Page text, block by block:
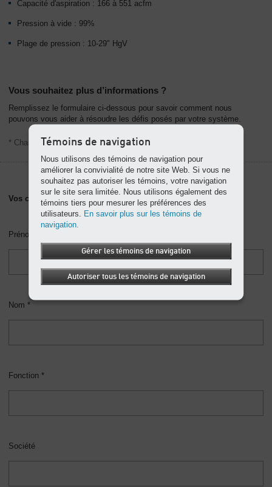
Capacité d'aspiration : 166 à 551 acfm
Pression à vide : 99%
Plage de pression : 10-29" HgV
Vous souhaitez plus d’informations ?
Remplissez le formulaire ci-dessous pour savoir comment nous
pouvons vous aider à résoudre les défis posés par votre système.
* Champ obligatoire.
Vos coordonnées
Prénom *
Nom *
Fonction *
Société
Témoins de navigation
Nous utilisons des témoins de navigation pour
améliorer la convivialité de notre site Web. Si vous ne
souhaitez pas autoriser les témoins, votre navigation
sur le site sera limitée. Nous utilisons également des
témoins tiers pour mesurer les préférences des
utilisateurs. En savoir plus sur les témoins de
navigation.
Gérer les témoins de navigation
Autoriser tous les témoins de navigation